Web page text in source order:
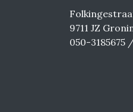
9711 JZ
050-3185675